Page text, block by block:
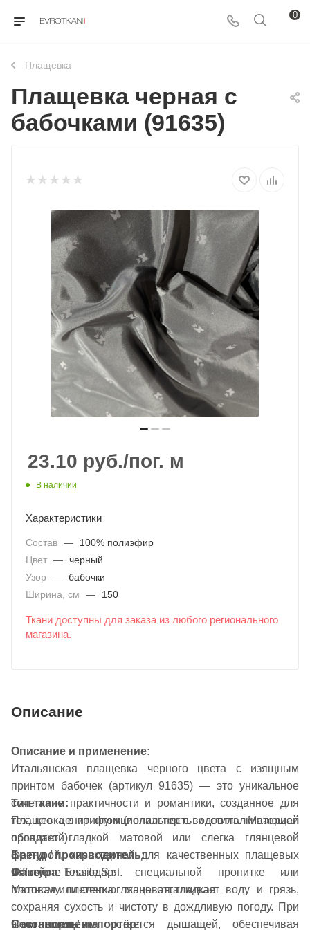
0
Плащевка
Плащевка черная с
бабочками (91635)
23.10 руб./пог. м
В наличии
Характеристики
Состав —
100% полиэфир
Цвет — черный
Узор
— бабочки
Ширина, см
— 150
Ткани доступны для заказа из любого регионального
магазина.
Описание
Описание и применение:
Итальянская плащевка черного цвета с изящным
принтом бабочек (артикул 91635) — это уникальное
сочетание практичности и романтики, созданное для
тех, кто ценит функциональность и стиль. Материал
обладает гладкой матовой или слегка глянцевой
фактурой, характерной для качественных плащевых
тканей. Благодаря специальной пропитке или
плотному плетению ткань отталкивает воду и грязь,
сохраняя сухость и чистоту в дождливую погоду. При
этом плащевка остается дышащей, обеспечивая
Тип ткани:
Плащевка с принтом (полиэстер с водоотталкивающей
пропиткой)
Фактура:
Матовая или слегка глянцевая, гладкая
Сезонность:
Бренд / производитель:
Diffusione Tessile S.r.l.
Поставщик / импортёр: